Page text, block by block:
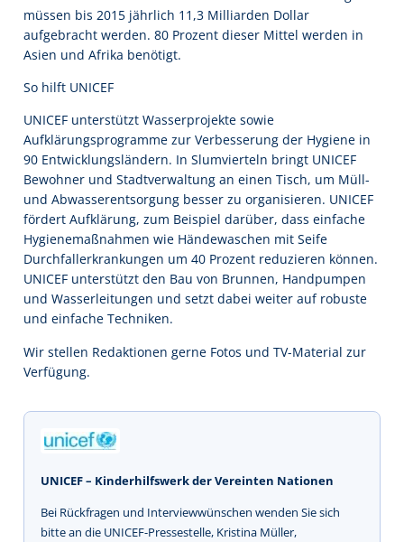
müssen bis 2015 jährlich 11,3 Milliarden Dollar
aufgebracht werden. 80 Prozent dieser Mittel werden in
Asien und Afrika benötigt.
So hilft UNICEF
UNICEF unterstützt Wasserprojekte sowie
Aufklärungsprogramme zur Verbesserung der Hygiene in
90 Entwicklungsländern. In Slumvierteln bringt UNICEF
Bewohner und Stadtverwaltung an einen Tisch, um Müll-
und Abwasserentsorgung besser zu organisieren. UNICEF
fördert Aufklärung, zum Beispiel darüber, dass einfache
Hygienemaßnahmen wie Händewaschen mit Seife
Durchfallerkrankungen um 40 Prozent reduzieren können.
UNICEF unterstützt den Bau von Brunnen, Handpumpen
und Wasserleitungen und setzt dabei weiter auf robuste
und einfache Techniken.
Wir stellen Redaktionen gerne Fotos und TV-Material zur
Verfügung.
UNICEF – Kinderhilfswerk der Vereinten Nationen
Bei Rückfragen und Interviewwünschen wenden Sie sich
bitte an die UNICEF-Pressestelle, Kristina Müller,